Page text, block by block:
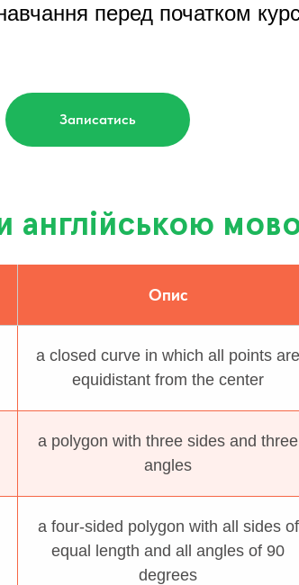
перед початком
Записатись
англійською
Опис
a closed curve in which all points are
equidistant from the center
a polygon with three sides and three
angles
a four-sided polygon with all sides of
equal length and all angles of 90
degrees